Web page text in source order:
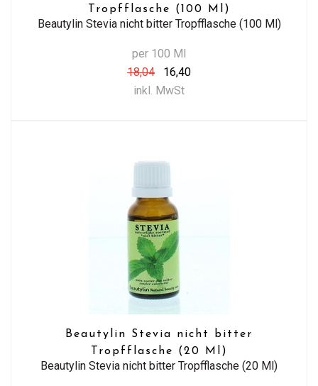
Tropfflasche (100 Ml)
Beautylin Stevia nicht bitter Tropfflasche (100 Ml)
per 100 Ml
18,04
16,40
inkl. MwSt
Beautylin Stevia nicht bitter
Tropfflasche (20 Ml)
Beautylin Stevia nicht bitter Tropfflasche (20 Ml)